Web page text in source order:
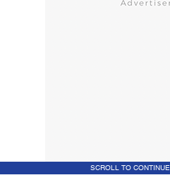
SCROLL TO